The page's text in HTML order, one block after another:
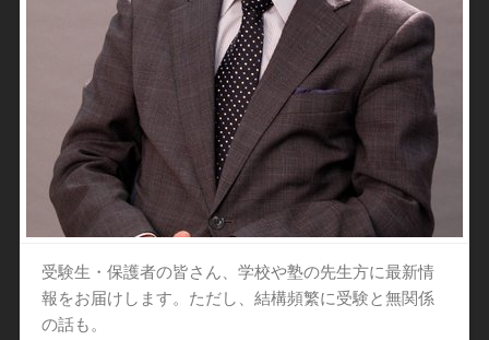
受験生・保護者の皆さん、学校や塾の先生方に最新情
報をお届けします。ただし、結構頻繁に受験と無関係
の話も。